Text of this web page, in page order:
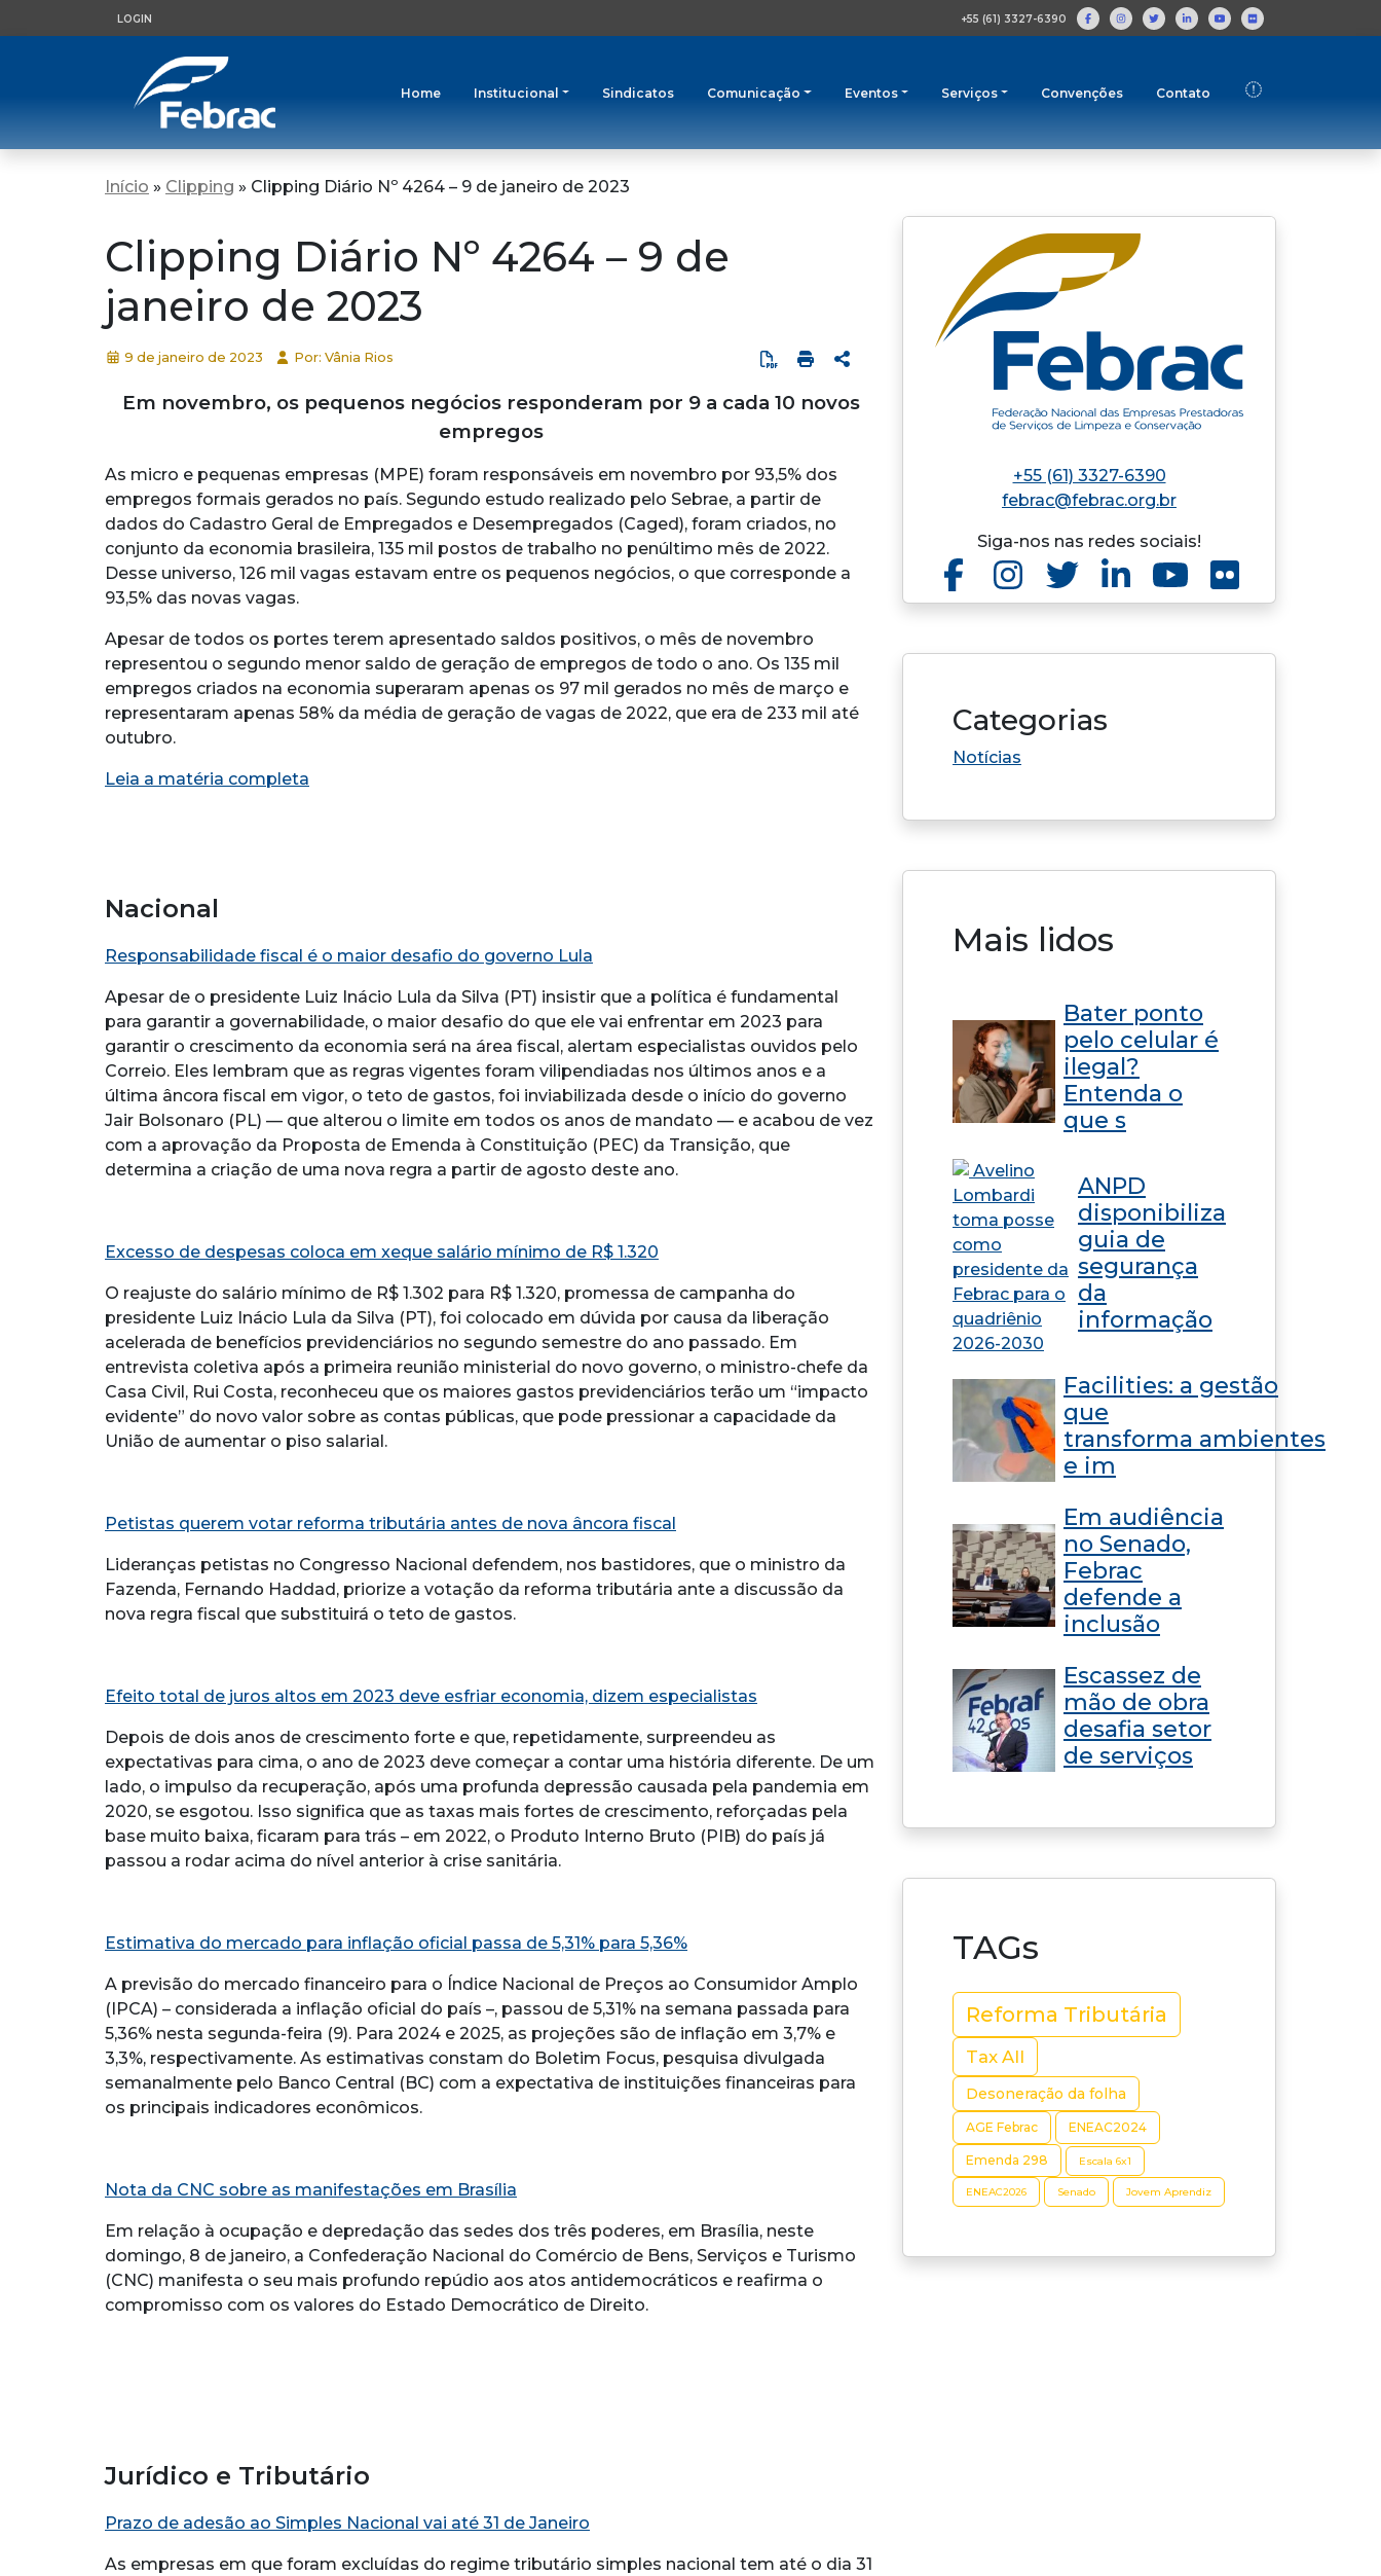
LOGIN +55 (61) 3327-6390
Home Institucional Sindicatos Comunicação Eventos Serviços Convenções Contato
Início » Clipping » Clipping Diário Nº 4264 – 9 de janeiro de 2023
Clipping Diário Nº 4264 – 9 de
janeiro de 2023
9 de janeiro de 2023 Por: Vânia Rios
Em novembro, os pequenos negócios responderam por 9 a cada 10 novos
empregos
As micro e pequenas empresas (MPE) foram responsáveis em novembro por 93,5% dos
empregos formais gerados no país. Segundo estudo realizado pelo Sebrae, a partir de
dados do Cadastro Geral de Empregados e Desempregados (Caged), foram criados, no
conjunto da economia brasileira, 135 mil postos de trabalho no penúltimo mês de 2022.
Desse universo, 126 mil vagas estavam entre os pequenos negócios, o que corresponde a
93,5% das novas vagas.
Apesar de todos os portes terem apresentado saldos positivos, o mês de novembro
representou o segundo menor saldo de geração de empregos de todo o ano. Os 135 mil
empregos criados na economia superaram apenas os 97 mil gerados no mês de março e
representaram apenas 58% da média de geração de vagas de 2022, que era de 233 mil até
outubro.
Leia a matéria completa
Nacional
Responsabilidade fiscal é o maior desafio do governo Lula
Apesar de o presidente Luiz Inácio Lula da Silva (PT) insistir que a política é fundamental
para garantir a governabilidade, o maior desafio do que ele vai enfrentar em 2023 para
garantir o crescimento da economia será na área fiscal, alertam especialistas ouvidos pelo
Correio. Eles lembram que as regras vigentes foram vilipendiadas nos últimos anos e a
última âncora fiscal em vigor, o teto de gastos, foi inviabilizada desde o início do governo
Jair Bolsonaro (PL) — que alterou o limite em todos os anos de mandato — e acabou de vez
com a aprovação da Proposta de Emenda à Constituição (PEC) da Transição, que
determina a criação de uma nova regra a partir de agosto deste ano.
Excesso de despesas coloca em xeque salário mínimo de R$ 1.320
O reajuste do salário mínimo de R$ 1.302 para R$ 1.320, promessa de campanha do
presidente Luiz Inácio Lula da Silva (PT), foi colocado em dúvida por causa da liberação
acelerada de benefícios previdenciários no segundo semestre do ano passado. Em
entrevista coletiva após a primeira reunião ministerial do novo governo, o ministro-chefe da
Casa Civil, Rui Costa, reconheceu que os maiores gastos previdenciários terão um “impacto
evidente” do novo valor sobre as contas públicas, que pode pressionar a capacidade da
União de aumentar o piso salarial.
Petistas querem votar reforma tributária antes de nova âncora fiscal
Lideranças petistas no Congresso Nacional defendem, nos bastidores, que o ministro da
Fazenda, Fernando Haddad, priorize a votação da reforma tributária ante a discussão da
nova regra fiscal que substituirá o teto de gastos.
Efeito total de juros altos em 2023 deve esfriar economia, dizem especialistas
Depois de dois anos de crescimento forte e que, repetidamente, surpreendeu as
expectativas para cima, o ano de 2023 deve começar a contar uma história diferente. De um
lado, o impulso da recuperação, após uma profunda depressão causada pela pandemia em
2020, se esgotou. Isso significa que as taxas mais fortes de crescimento, reforçadas pela
base muito baixa, ficaram para trás – em 2022, o Produto Interno Bruto (PIB) do país já
passou a rodar acima do nível anterior à crise sanitária.
Estimativa do mercado para inflação oficial passa de 5,31% para 5,36%
A previsão do mercado financeiro para o Índice Nacional de Preços ao Consumidor Amplo
(IPCA) – considerada a inflação oficial do país –, passou de 5,31% na semana passada para
5,36% nesta segunda-feira (9). Para 2024 e 2025, as projeções são de inflação em 3,7% e
3,3%, respectivamente. As estimativas constam do Boletim Focus, pesquisa divulgada
semanalmente pelo Banco Central (BC) com a expectativa de instituições financeiras para
os principais indicadores econômicos.
Nota da CNC sobre as manifestações em Brasília
Em relação à ocupação e depredação das sedes dos três poderes, em Brasília, neste
domingo, 8 de janeiro, a Confederação Nacional do Comércio de Bens, Serviços e Turismo
(CNC) manifesta o seu mais profundo repúdio aos atos antidemocráticos e reafirma o
compromisso com os valores do Estado Democrático de Direito.
Jurídico e Tributário
Prazo de adesão ao Simples Nacional vai até 31 de Janeiro
As empresas em que foram excluídas do regime tributário simples nacional tem até o dia 31
+55 (61) 3327-6390
febrac@febrac.org.br
Siga-nos nas redes sociais!
Categorias
Notícias
Mais lidos
Bater ponto
pelo celular é
ilegal?
Entenda o
que s
ANPD
disponibiliza
guia de
segurança
da
informação
Facilities: a gestão
que
transforma ambientes
e im
Em audiência
no Senado,
Febrac
defende a
inclusão
Escassez de
mão de obra
desafia setor
de serviços
TAGs
Reforma Tributária
Tax All
Desoneração da folha
AGE Febrac ENEAC2024
Emenda 298 Escala 6x1
ENEAC2026 Senado Jovem Aprendiz